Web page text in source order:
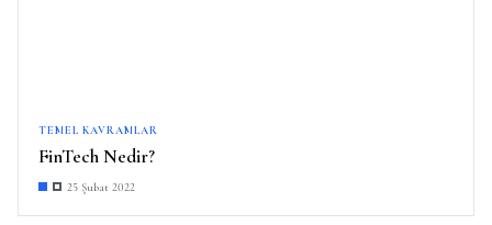
TEMEL KAVRAMLAR
FinTech Nedir?
25 Şubat 2022